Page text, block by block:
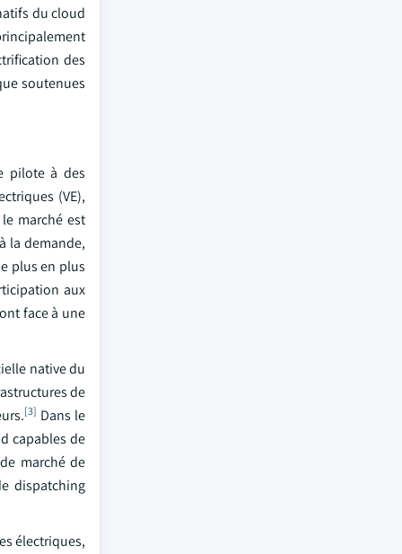
du cloud
des
soutenues
pilote à des
(VE),
marché est
la demande,
plus en plus
aux
face à une
native du
de
[3] Dans le
capables de
marché de
dispatching
électriques,